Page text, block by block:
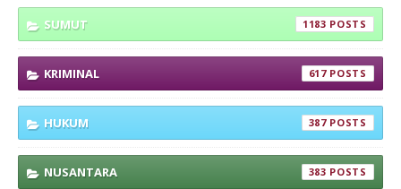
SUMUT 1183
KRIMINAL 617
HUKUM 387
NUSANTARA 383